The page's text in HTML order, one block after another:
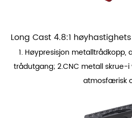
Long Cast 4.8:1
1. Høypresisjon metalltrådkopp,
trådutgang; 2.CNC metall skrue-
atmosfærisk